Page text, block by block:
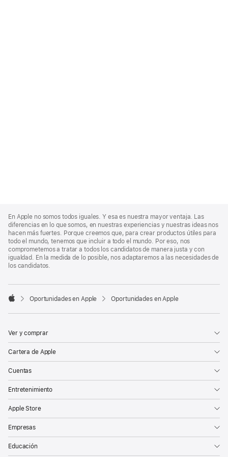
Footer
En Apple no somos todos iguales. Y esa es nuestra mayor ventaja. Las
diferencias en lo que somos, en nuestras experiencias y nuestras ideas nos
hacen más fuertes. Porque creemos que, para crear productos útiles para
todo el mundo, tenemos que incluir a todo el mundo. Por eso, nos
comprometemos a tratar a todos los candidatos de manera justa y con
igualdad. En la medida de lo posible, nos adaptaremos a las necesidades de
los candidatos.

Oportunidades en Apple Oportunidades en Apple
Ver y comprar
Cartera de Apple
Cuentas
Entretenimiento
Apple Store
Empresas
Educación